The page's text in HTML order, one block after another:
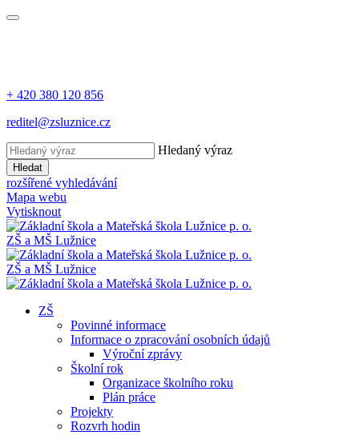
+ 420 380 120 856
reditel@zsluznice.cz
Hledaný výraz
Hledat
rozšířené vyhledávání
Mapa webu
Vytisknout
ZŠ a MŠ Lužnice
ZŠ a MŠ Lužnice
ZŠ
Povinné informace
Informace o zpracování osobních údajů
Výroční zprávy
Školní rok
Organizace školního roku
Plán práce
Projekty
Rozvrh hodin